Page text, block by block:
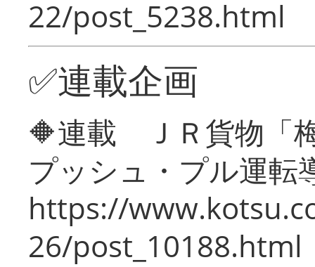
22/post_5238.html
✅連載企画
🔶連載 ＪＲ貨物「
プッシュ・プル運転
https://
26/post_10188.html